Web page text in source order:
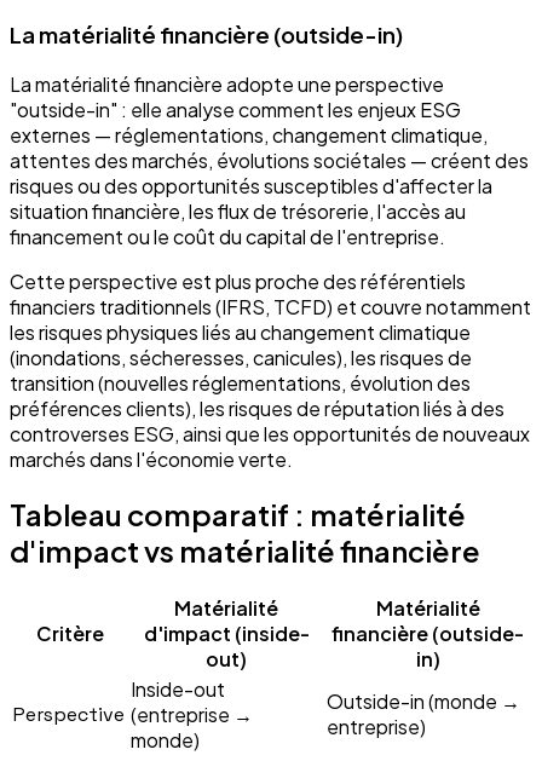
La matérialité financière (outside-in)
La matérialité financière adopte une perspective
"outside-in" : elle analyse comment les enjeux ESG
externes — réglementations, changement climatique,
attentes des marchés, évolutions sociétales — créent des
risques ou des opportunités susceptibles d'affecter la
situation financière, les flux de trésorerie, l'accès au
financement ou le coût du capital de l'entreprise.
Cette perspective est plus proche des référentiels
financiers traditionnels (IFRS, TCFD) et couvre notamment
les risques physiques liés au changement climatique
(inondations, sécheresses, canicules), les risques de
transition (nouvelles réglementations, évolution des
préférences clients), les risques de réputation liés à des
controverses ESG, ainsi que les opportunités de nouveaux
marchés dans l'économie verte.
Tableau comparatif : matérialité
d'impact vs matérialité financière
Critère
Matérialité
d'impact (inside-
out)
Matérialité
financière (outside-
in)
Perspective
Inside-out
(entreprise →
monde)
Outside-in (monde →
entreprise)